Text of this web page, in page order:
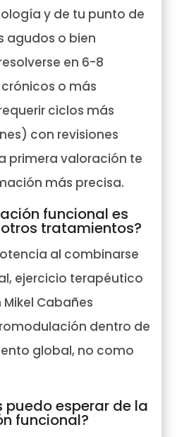
y de tu punto de
agudos o bien
en 6-8
o más
ciclos más
con revisiones
primera valoración te
más precisa.
funcional es
tratamientos?
al combinarse
ejercicio terapéutico
Cabañes
dentro de
global, no como
puedo esperar de la
funcional?